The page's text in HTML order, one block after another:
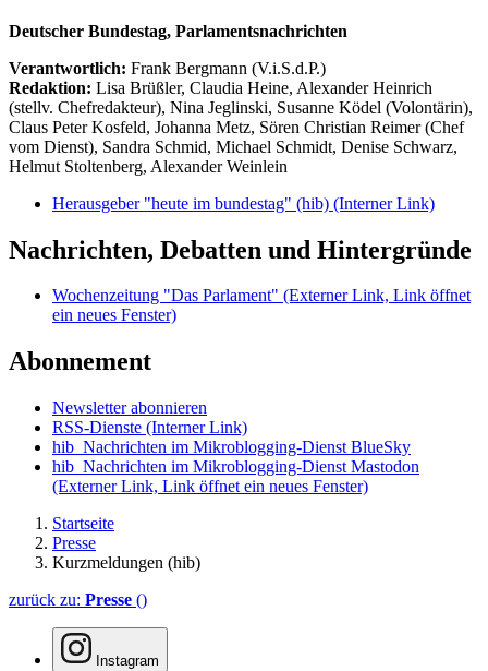
Deutscher Bundestag, Parlamentsnachrichten
Verantwortlich: Frank Bergmann (V.i.S.d.P.)
Redaktion: Lisa Brüßler, Claudia Heine, Alexander Heinrich
(stellv. Chefredakteur), Nina Jeglinski, Susanne Ködel (Volontärin),
Claus Peter Kosfeld, Johanna Metz, Sören Christian Reimer (Chef
vom Dienst), Sandra Schmid, Michael Schmidt, Denise Schwarz,
Helmut Stoltenberg, Alexander Weinlein
Herausgeber "heute im bundestag" (hib) (Interner Link)
Nachrichten, Debatten und Hintergründe
Wochenzeitung "Das Parlament" (Externer Link, Link öffnet
ein neues Fenster)
Abonnement
Newsletter abonnieren
RSS-Dienste (Interner Link)
hib_Nachrichten im Mikroblogging-Dienst BlueSky
hib_Nachrichten im Mikroblogging-Dienst Mastodon
(Externer Link, Link öffnet ein neues Fenster)
Startseite
Presse
Kurzmeldungen (hib)
zurück zu: Presse ()
Instagram